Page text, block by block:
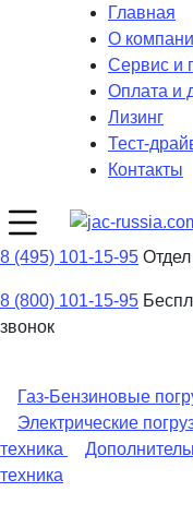
Главная
О
Сервис и
Оплата и
Лизинг
Тест-
Контакты
8 (495) 101-15-95
8 (800) 101-15-95
звонок
Газ-Бензиновые
Электрические
техника
техника